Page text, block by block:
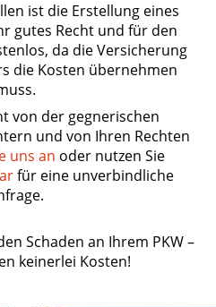
ist die Erstellung eines
gutes Recht und für den
da die Versicherung
die Kosten übernehmen
von der gegnerischen
und von Ihren Rechten
uns an oder nutzen Sie
für eine unverbindliche
Schaden an Ihrem PKW –
keinerlei Kosten!